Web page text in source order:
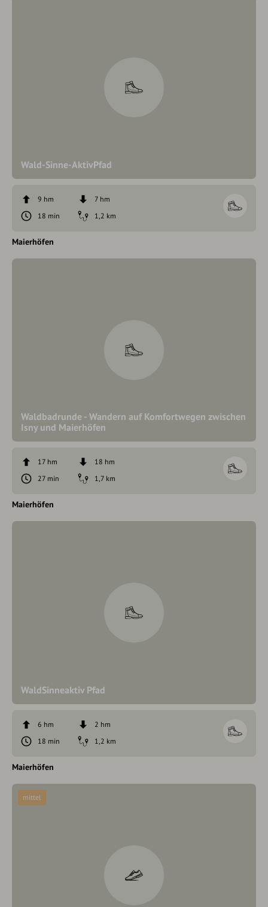
Wald-Sinne-AktivPfad
9 hm
7 hm
18 min
1,2 km
Maierhöfen
Waldbadrunde - Wandern auf Komfortwegen zwischen
Isny und Maierhöfen
17 hm
18 hm
27 min
1,7 km
Maierhöfen
WaldSinneaktiv Pfad
6 hm
2 hm
18 min
1,2 km
Maierhöfen
mittel